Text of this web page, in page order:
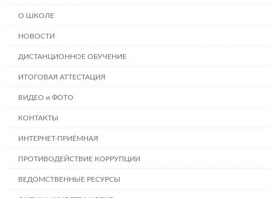
О ШКОЛЕ
НОВОСТИ
ДИСТАНЦИОННОЕ ОБУЧЕНИЕ
ИТОГОВАЯ АТТЕСТАЦИЯ
ВИДЕО и ФОТО
КОНТАКТЫ
ИНТЕРНЕТ-ПРИЁМНАЯ
ПРОТИВОДЕЙСТВИЕ КОРРУПЦИИ
ВЕДОМСТВЕННЫЕ РЕСУРСЫ